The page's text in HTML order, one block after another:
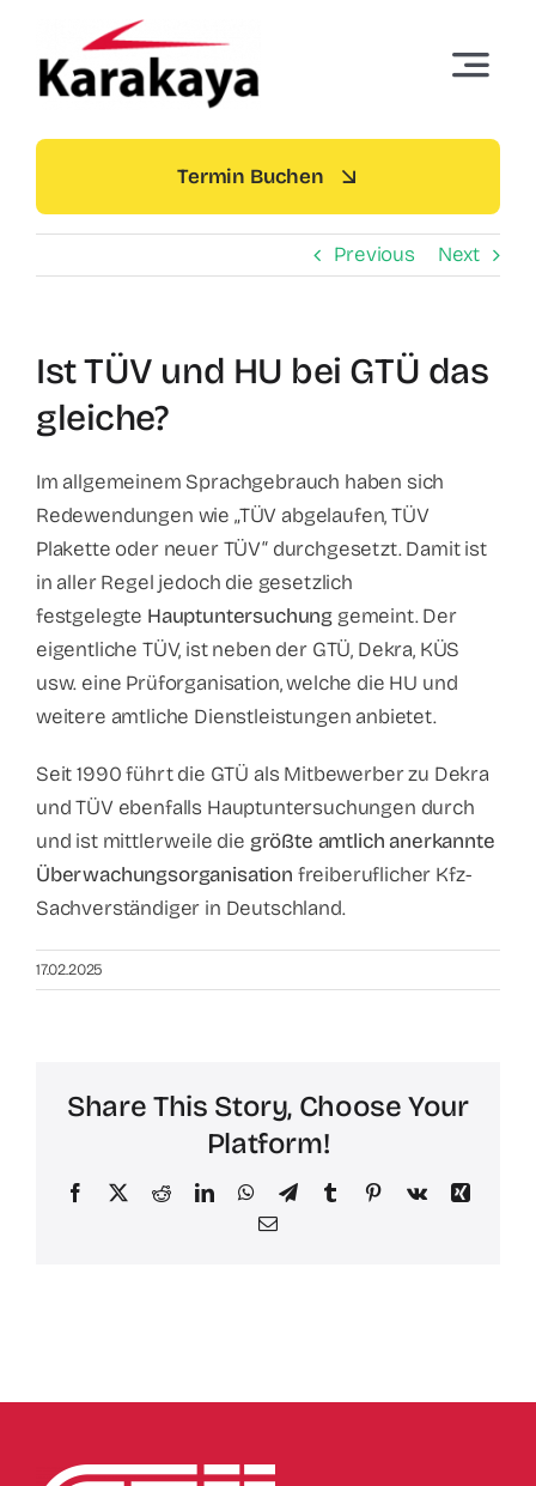
content
Toggle
Termin buchen
Standorte
Preise
Kontakt
Termin Buchen
Previous Next
Ist TÜV und HU bei GTÜ das
gleiche?
Im allgemeinem Sprachgebrauch haben sich
Redewendungen wie „TÜV abgelaufen, TÜV
Plakette oder neuer TÜV“ durchgesetzt. Damit ist
in aller Regel jedoch die gesetzlich
festgelegte Hauptuntersuchunggemeint. Der
eigentliche TÜV, ist neben der GTÜ, Dekra, KÜS
usw. eine Prüforganisation, welche die HU und
weitere amtliche Dienstleistungen anbietet.
Seit 1990 führt die GTÜ als Mitbewerber zu Dekra
und TÜV ebenfalls Hauptuntersuchungen durch
und ist mittlerweile die größte amtlich anerkannte
Überwachungsorganisation freiberuflicher Kfz-
Sachverständiger in Deutschland.
17.02.2025
Share This Story, Choose Your
Platform!
Facebook
X RedditLinkedInWhatsApp
TelegramTumblr PinterestVk
Xing
Email